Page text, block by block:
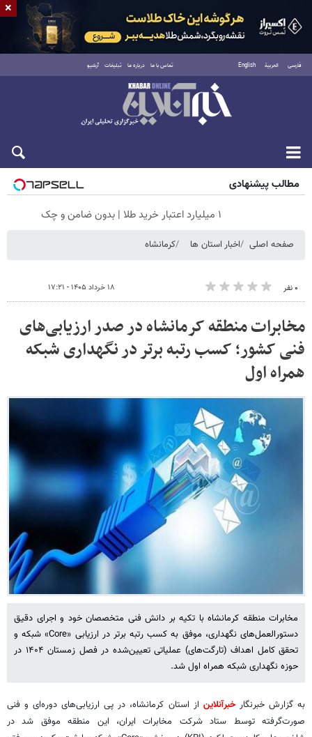
فارسی العربية English تماس با ما درباره ما تبلیغات آرشیو
جمعه ۱۶ مرداد ۱۴۰۵
مطالب پیشنهادی
۱ میلیارد اعتبار خرید طلا | بدون ضامن و چک
صفحه اصلی اخبار استان ها کرمانشاه
۰ نفر ۱۸ خرداد ۱۴۰۵ - ۱۷:۲۱
مخابرات منطقه کرمانشاه در صدر ارزیابی‌های
فنی کشور؛ کسب رتبه برتر در نگهداری شبکه
همراه اول
مخابرات منطقه کرمانشاه با تکیه بر دانش فنی متخصصان خود و اجرای دقیق
دستورالعمل‌های نگهداری، موفق به کسب رتبه برتر در ارزیابی «Core» شبکه و
تحقق کامل اهداف (تارگت‌های) عملیاتی تعیین‌شده در فصل زمستان ۱۴۰۴ در
حوزه نگهداری شبکه همراه اول شد.
به گزارش خبرنگارخبرآنلاین از استان کرمانشاه، در پی ارزیابی‌های دوره‌ای و فنی
صورت‌گرفته توسط ستاد شرکت مخابرات ایران، این منطقه موفق شد در
×